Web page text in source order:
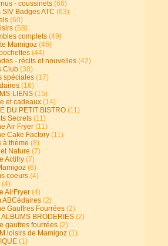
- coussinets (66)
Badges ATC (63)
(60)
(58)
complets (49)
Mamigoz (46)
(44)
- récits et nouvelles (42)
Club (38)
spéciales (17)
(16)
LIENS (15)
et cadeaux (14)
DU PETIT BISTRO (11)
Secrets (11)
Air Fryer (11)
Cake Factory (11)
à thème (8)
Nature (7)
Actifry (7)
(6)
coeurs (4)
(4)
AirFryer (4)
ABCédaires (2)
Gauffres Fourrées (2)
ALBUMS BRODERIES (2)
gaufres fourrées (2)
loisirs de Mamigoz (1)
(1)